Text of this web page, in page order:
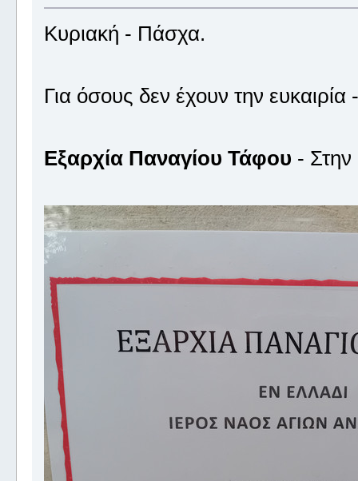
Κυριακή - Πάσχα.
Για όσους δεν έχουν την
Εξαρχία Παναγίου Τάφου -